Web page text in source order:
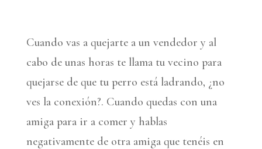
Cuando vas a quejarte a un vendedor y al
cabo de unas horas te llama tu vecino para
quejarse de que tu perro está ladrando, ¿no
ves la conexión?. Cuando quedas con una
amiga para ir a comer y hablas
negativamente de otra amiga que tenéis en